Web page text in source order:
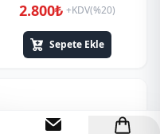
2.800₺ +KDV(%20)
Sepete Ekle